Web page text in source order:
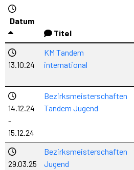
Datum
Titel
13.10.24
KM Tandem
international
14.12.24
-
15.12.24
Bezirksmeisterschaften
Tandem Jugend
29.03.25
Bezirksmeisterschaften
Jugend